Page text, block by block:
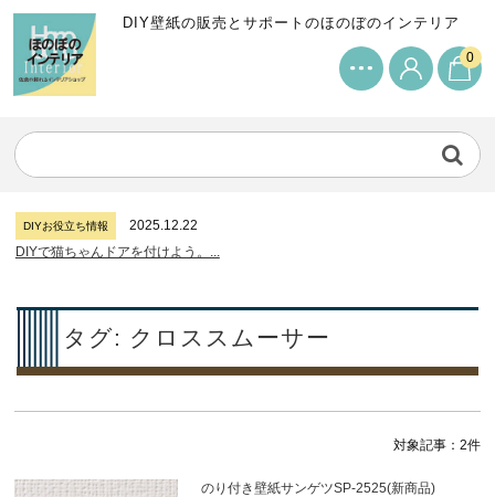
DIY壁紙の販売とサポートのほのぼのインテリア
0
サンゲツリザーブの壁紙について...
DIYお役立ち情報
2026.7.31
DIYお役立ち情報
2025.12.22
DIYで猫ちゃんドアを付けよう。...
サンゲツリザーブの壁紙について...
DIYお役立ち情報
2026.7.31
2025.12.22
DIYで猫ちゃんドアを付けよう。...
タグ: クロススムーサー
対象記事：2件
のり付き壁紙サンゲツSP-2525(新商品)